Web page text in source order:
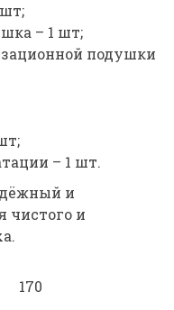
– 1 шт;
подушки
– 1 шт.
и
чистого и
170